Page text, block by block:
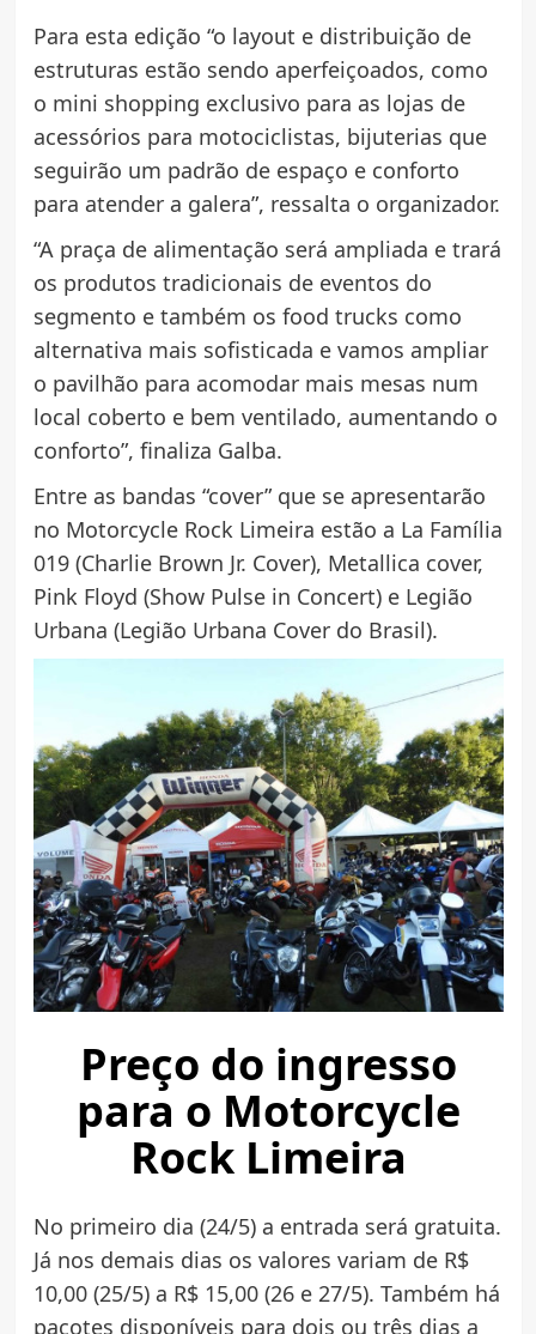
Para esta edição “o layout e distribuição de
estruturas estão sendo aperfeiçoados, como
o mini shopping exclusivo para as lojas de
acessórios para motociclistas, bijuterias que
seguirão um padrão de espaço e conforto
para atender a galera”, ressalta o organizador.
“A praça de alimentação será ampliada e trará
os produtos tradicionais de eventos do
segmento e também os food trucks como
alternativa mais sofisticada e vamos ampliar
o pavilhão para acomodar mais mesas num
local coberto e bem ventilado, aumentando o
conforto”, finaliza Galba.
Entre as bandas “cover” que se apresentarão
no Motorcycle Rock Limeira estão a La Família
019 (Charlie Brown Jr. Cover), Metallica cover,
Pink Floyd (Show Pulse in Concert) e Legião
Urbana (Legião Urbana Cover do Brasil).
Preço do ingresso
para o Motorcycle
Rock Limeira
No primeiro dia (24/5) a entrada será gratuita.
Já nos demais dias os valores variam de R$
10,00 (25/5) a R$ 15,00 (26 e 27/5). Também há
pacotes disponíveis para dois ou três dias a